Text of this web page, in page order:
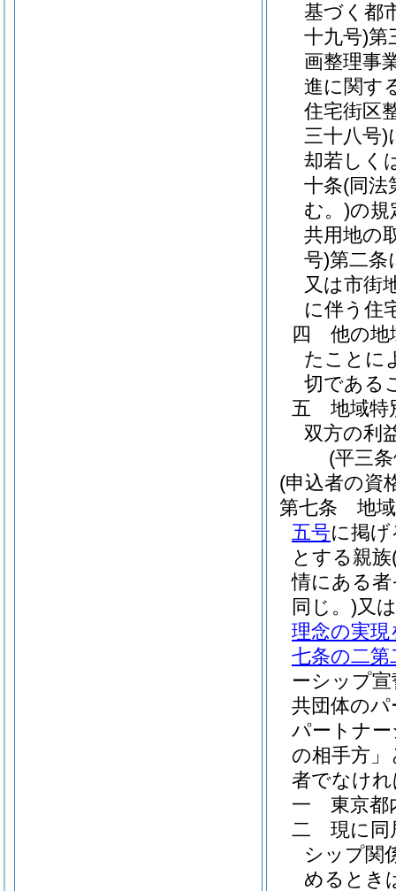
基づく都
十九号)第
画整理事
進に関す
住宅街区
三十八号)
却若しく
十条(同法
む。)の規
共用地の
号)第二条
又は市街
に伴う住
四
他の地
たことに
切である
五
地域特
双方の利
(平三
(申込者の資
第七条
地
五号に掲
とする親族
情にある
同じ。)又は
理念の実
七条の二第
ーシップ
共団体の
パートナ
の相手方
者でなけ
一
東京都
二
現に同
シップ関
めるとき